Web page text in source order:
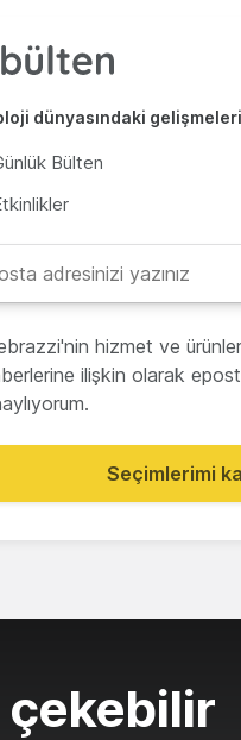
dünyasındaki
Bülten
hizmet ve
ilişkin olarak
Seçimlerimi
çekebilir